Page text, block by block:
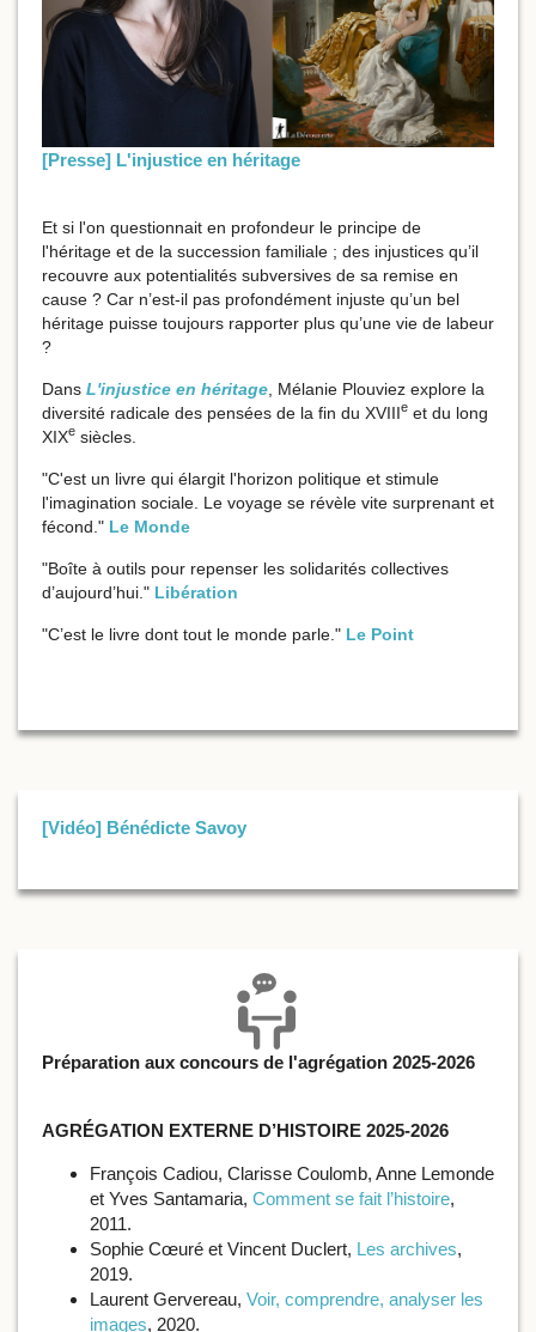
[Presse] L'injustice en héritage
Et si l'on questionnait en profondeur le principe de
l'héritage et de la succession familiale ; des injustices qu’il
recouvre aux potentialités subversives de sa remise en
cause ? Car n’est-il pas profondément injuste qu’un bel
héritage puisse toujours rapporter plus qu’une vie de labeur
?
Dans L'injustice en héritage , Mélanie Plouviez explore la
diversité radicale des pensées de la fin du XVIIIe et du long
XIXe siècles.
"C'est un livre qui élargit l'horizon politique et stimule
l'imagination sociale. Le voyage se révèle vite surprenant et
fécond." Le Monde
"Boîte à outils pour repenser les solidarités collectives
d’aujourd’hui." Libération
"C’est le livre dont tout le monde parle." Le Point
[Vidéo] Bénédicte Savoy
Préparation aux concours de l'agrégation 2025-2026
AGRÉGATION EXTERNE D’HISTOIRE 2025-2026
François Cadiou, Clarisse Coulomb, Anne Lemonde
et Yves Santamaria, Comment se fait l’histoire,
2011.
Sophie Cœuré et Vincent Duclert, Les archives,
2019.
Laurent Gervereau, Voir, comprendre, analyser les
images, 2020.